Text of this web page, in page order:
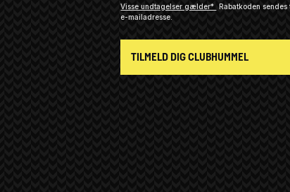
Visse undtagelser gælder*
Rabatkoden
e-mailadresse.
TILMELD DIG CLUBHUMMEL